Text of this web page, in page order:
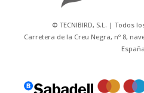
© TECNIBIRD, S.L. | Todos
Carretera de la Creu Negra, nº 8,